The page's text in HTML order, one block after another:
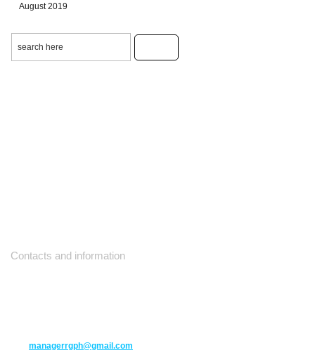
August 2019
Contacts and information
managerrgph@gmail.com